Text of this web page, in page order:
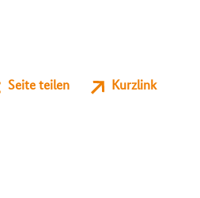
Seite teilen Kurzlink